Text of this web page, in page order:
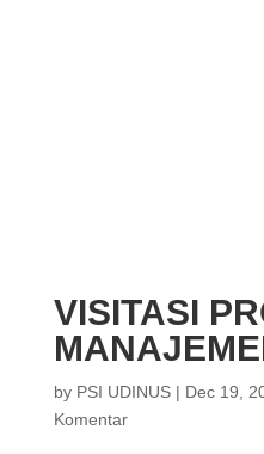
VISITASI
by PSI UDINUS| Dec 19,
Komentar